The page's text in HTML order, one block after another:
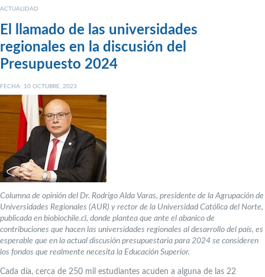
ACTUALIDAD
El llamado de las universidades
regionales en la discusión del
Presupuesto 2024
FECHA: 10 OCTUBRE, 2023
Columna de opinión del Dr. Rodrigo Alda Varas, presidente de la Agrupación de
Universidades Regionales (AUR) y rector de la Universidad Católica del Norte,
publicada en biobiochile.cl, donde plantea que ante el abanico de
contribuciones que hacen las universidades regionales al desarrollo del país, es
esperable que en la actual discusión presupuestaria para 2024 se consideren
los fondos que realmente necesita la Educación Superior.
Cada día, cerca de 250 mil estudiantes acuden a alguna de las 22